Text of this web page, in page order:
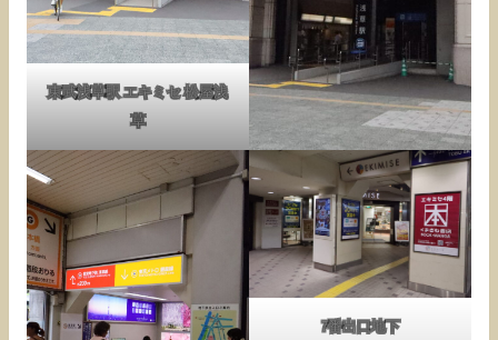
東武浅草駅 エキミセ 松屋浅
草
7番出口地下